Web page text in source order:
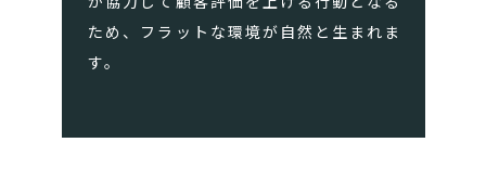
ため、フラットな環境が自然と生まれま
す。